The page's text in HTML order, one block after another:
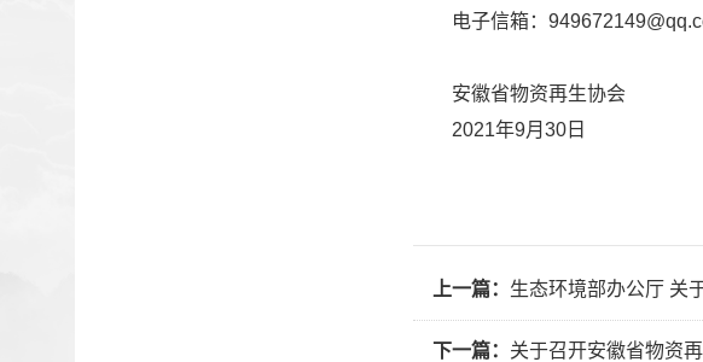
电子信箱：
安徽省物资再生协会
2021年9月30日
上一篇： 生态环境部办公厅 关于公开征求
下一篇： 关于召开安徽省物资再生